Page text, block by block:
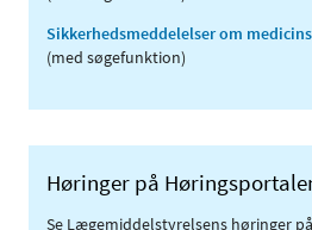
Sikkerhedsmeddelelser om
(med søgefunktion)
Høringer på
Se Lægemiddelstyrelsens høringer på